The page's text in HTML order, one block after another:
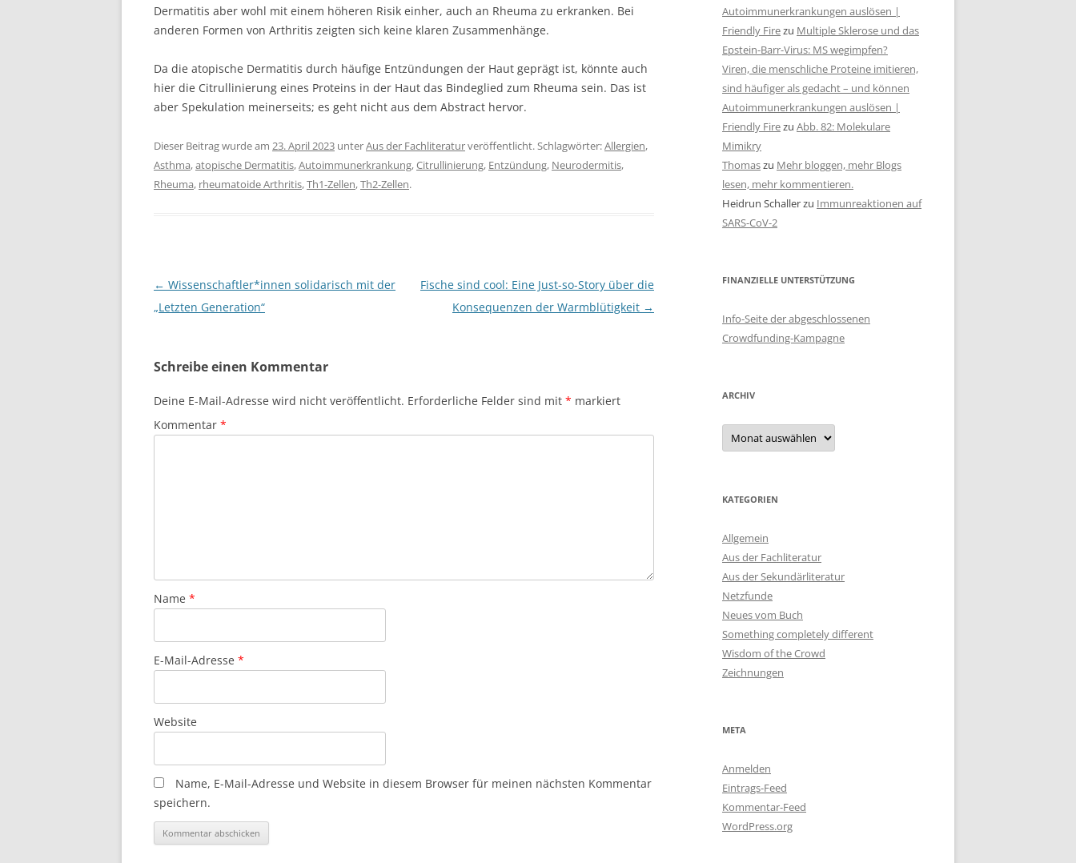
Dermatitis aber wohl mit einem höheren Risik einher, auch an Rheuma zu erkranken. Bei
anderen Formen von Arthritis zeigten sich keine klaren Zusammenhänge.
Da die atopische Dermatitis durch häufige Entzündungen der Haut geprägt ist, könnte auch
hier die Citrullinierung eines Proteins in der Haut das Bindeglied zum Rheuma sein. Das ist
aber Spekulation meinerseits; es geht nicht aus dem Abstract hervor.
Dieser Beitrag wurde am 23. April 2023 unterAus der Fachliteraturveröffentlicht. Schlagwörter:Allergien,
Asthma,atopische Dermatitis,Autoimmunerkrankung,Citrullinierung, Entzündung, Neurodermitis,
Rheuma, rheumatoide Arthritis,Th1-Zellen,Th2-Zellen.
Beitragsnavigation
← Wissenschaftler*innen solidarisch mit der
„Letzten Generation“
Fische sind cool: Eine Just-so-Story über die
Konsequenzen der Warmblütigkeit →
Schreibe einen Kommentar
Deine E-Mail-Adresse wird nicht veröffentlicht. Erforderliche Felder sind mit * markiert
Kommentar *
Name *
E-Mail-Adresse *
Website
Name, E-Mail-Adresse und Website in diesem Browser für meinen nächsten Kommentar
speichern.
Autoimmunerkrankungen auslösen |
Friendly Firezu Multiple Sklerose und das
Epstein-Barr-Virus: MS wegimpfen?
Viren, die menschliche Proteine imitieren,
sind häufiger als gedacht – und können
Autoimmunerkrankungen auslösen |
Friendly Firezu Abb. 82: Molekulare
Mimikry
Thomaszu Mehr bloggen, mehr Blogs
lesen, mehr kommentieren.
Heidrun Schallerzu Immunreaktionen auf
SARS-CoV-2
FINANZIELLE UNTERSTÜTZUNG
Info-Seite der abgeschlossenen
Crowdfunding-Kampagne
ARCHIV
Archiv
KATEGORIEN
Allgemein
Aus der Fachliteratur
Aus der Sekundärliteratur
Netzfunde
Neues vom Buch
Something completely different
Wisdom of the Crowd
Zeichnungen
META
Anmelden
Eintrags-Feed
Kommentar-Feed
WordPress.org